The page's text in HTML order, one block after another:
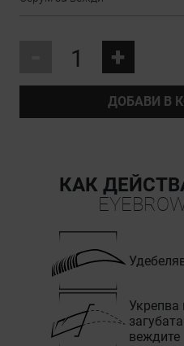
+
ДОБАВИ В
КАК
Укрепва
веждите